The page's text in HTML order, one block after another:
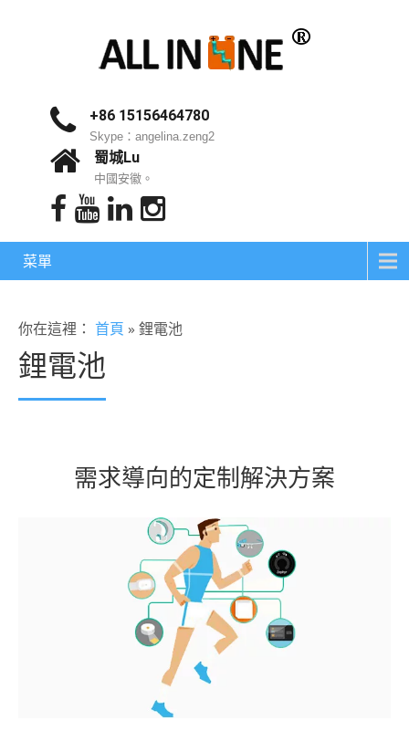
+86 15156464780
Skype：angelina.zeng2
蜀城Lu
中國安徽。
菜單
你在這裡： 首頁 » 鋰電池
鋰電池
需求導向的定制解決方案